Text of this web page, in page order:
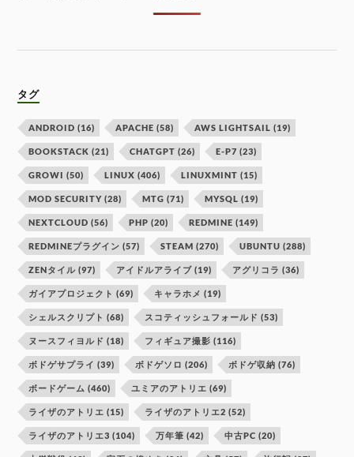
タグ
ANDROID (16) APACHE (58) AWS LIGHTSAIL (19)
BOOKSTACK (21) CHATGPT (26) E-P7 (23)
GROWI (50) LINUX (406) LINUXMINT (15)
MOD SECURITY (28) MTG (71) MYSQL (19)
NEXTCLOUD (56) PHP (20) REDMINE (149)
REDMINEプラグイン (57) STEAM (270) UBUNTU (288)
ZENタイル (97) アイドルアライブ (19) アグリコラ (36)
ガイアプロジェクト (69) キャラホメ (19)
シェルスクリプト (68) スコティッシュフォールド (53)
ヌースフィヨルド (18) フィギュア撮影 (116)
ボドゲサプライ (39) ボドゲソロ (206) ボドゲ収納 (76)
ボードゲーム (460) ユミアのアトリエ (69)
ライザのアトリエ (15) ライザのアトリエ2 (52)
ライザのアトリエ3 (104) 万年筆 (42) 中古PC (20)